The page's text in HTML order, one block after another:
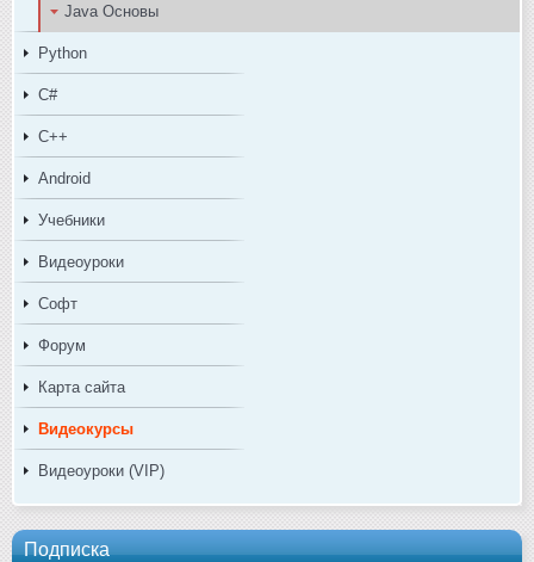
Java Основы
Python
C#
C++
Android
Учебники
Видеоуроки
Софт
Форум
Карта сайта
Видеокурсы
Видеоуроки (VIP)
Подписка